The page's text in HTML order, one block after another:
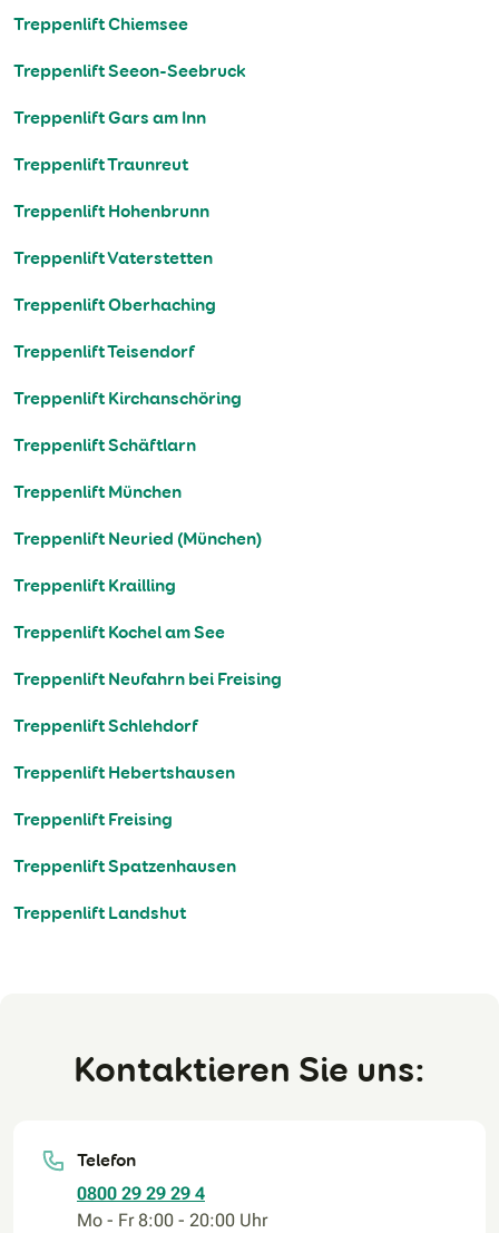
Treppenlift Chiemsee
Treppenlift Seeon-Seebruck
Treppenlift Gars am Inn
Treppenlift Traunreut
Treppenlift Hohenbrunn
Treppenlift Vaterstetten
Treppenlift Oberhaching
Treppenlift Teisendorf
Treppenlift Kirchanschöring
Treppenlift Schäftlarn
Treppenlift München
Treppenlift Neuried (München)
Treppenlift Krailling
Treppenlift Kochel am See
Treppenlift Neufahrn bei Freising
Treppenlift Schlehdorf
Treppenlift Hebertshausen
Treppenlift Freising
Treppenlift Spatzenhausen
Treppenlift Landshut
Kontaktieren Sie uns:
Telefon
0800 29 29 29 4
Mo - Fr 8:00 - 20:00 Uhr